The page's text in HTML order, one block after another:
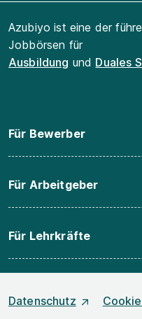
Azubiyo ist eine der
Jobbörsen für
Ausbildung und Duales
Für Bewerber
Für Arbeitgeber
Für Lehrkräfte
Datenschutz